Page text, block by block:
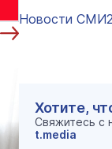
Новости СМИ2
Хотите,
Свяжитесь с
t.media